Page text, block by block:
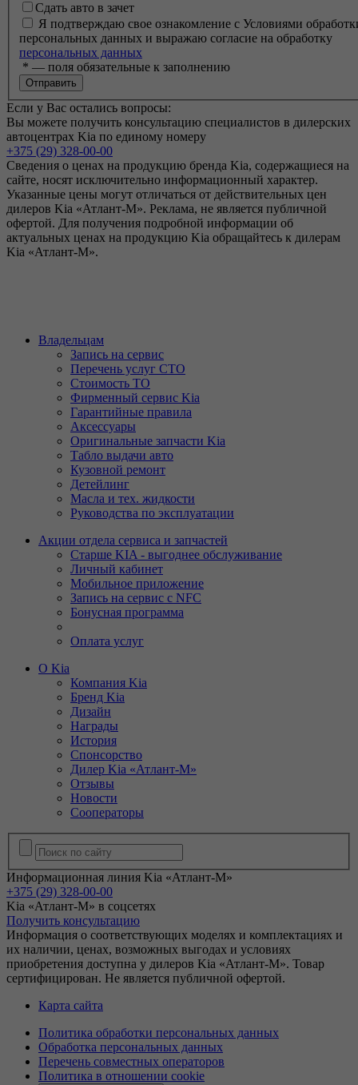
Сдать авто в зачет
Я подтверждаю свое ознакомление с Условиями
персональных данных и выражаю согласие на обработку
персональных данных
* — поля обязательные к заполнению
Если у Вас остались вопросы:
Вы можете получить консультацию специалистов в дилерских
автоцентрах Kia по единому номеру
+375 (29) 328-00-00
Сведения о ценах на продукцию бренда Kia, содержащиеся на
сайте, носят исключительно информационный характер.
Указанные цены могут отличаться от действительных цен
дилеров Kia «Атлант-М». Реклама, не является публичной
офертой. Для получения подробной информации об
актуальных ценах на продукцию Kia обращайтесь к дилерам
Kia «Атлант-М».
Владельцам
Запись на сервис
Перечень услуг СТО
Стоимость ТО
Фирменный сервис Kia
Гарантийные правила
Аксессуары
Оригинальные запчасти Kia
Табло выдачи авто
Кузовной ремонт
Детейлинг
Масла и тех. жидкости
Руководства по эксплуатации
Акции отдела сервиса и запчастей
Старше KIA - выгоднее обслуживание
Личный кабинет
Мобильное приложение
Запись на сервис с NFC
Бонусная программа
Оплата услуг
О Kia
Компания Kia
Бренд Kia
Дизайн
Награды
История
Спонсорство
Дилер Kia «Атлант-М»
Отзывы
Новости
Сооператоры
Информационная линия Kia «Атлант-М»
+375 (29) 328-00-00
Kia «Атлант-М» в соцсетях
Получить консультацию
Информация о соответствующих моделях и комплектациях и
их наличии, ценах, возможных выгодах и условиях
приобретения доступна у дилеров Kia «Атлант-М». Товар
сертифицирован. Не является публичной офертой.
Карта сайта
Политика обработки персональных данных
Обработка персональных данных
Перечень совместных операторов
Политика в отношении cookie